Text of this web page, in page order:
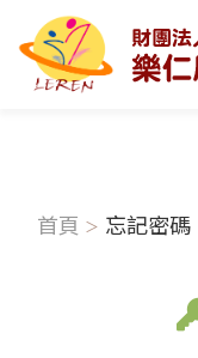
首頁 忘記密碼